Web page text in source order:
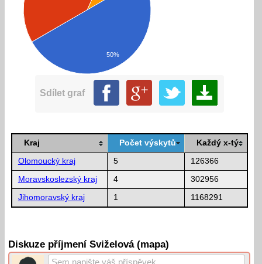
50%
Sdílet graf
Kraj Počet výskytů Každý x-tý
Olomoucký kraj 5 126366
Moravskoslezský kraj 4 302956
Jihomoravský kraj 1 1168291
Diskuze příjmení Sviželová (mapa)